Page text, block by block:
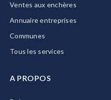
Ventes aux enchères
Annuaire entreprises
Communes
Tous les services
A PROPOS